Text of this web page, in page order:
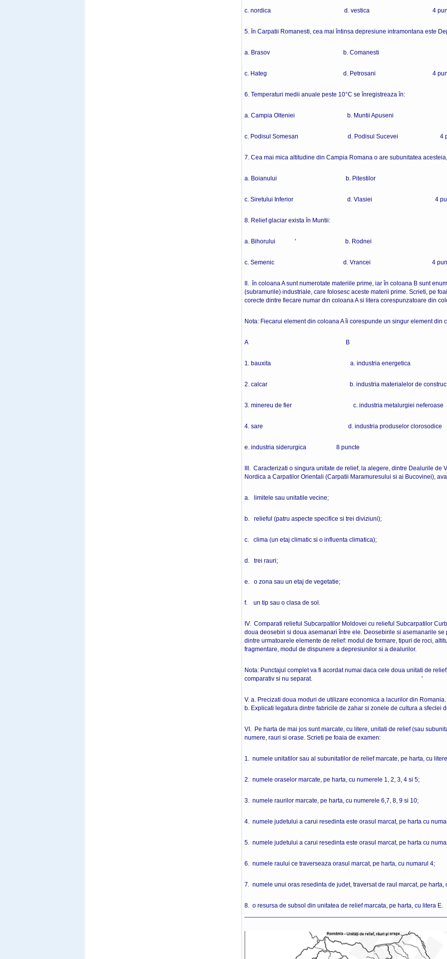
c. nordica d. vestica 4
5. în Carpatii Romanesti, cea mai întinsa depresiune intramontana este
a. Brasov b. Comanesti
c. Hateg d. Petrosani 4
6. Temperaturi medii anuale peste 10°C se înregistreaza în:
a. Campia Olteniei b. Muntii Apuseni
c. Podisul Somesan d. Podisul Sucevei 4
7. Cea mai mica altitudine din Campia Romana o are subunitatea
a. Boianului b. Pitestilor
c. Siretului Inferior d. Vlasiei 4
8. Relief glaciar exista în Muntii:
a. Bihorului ' b. Rodnei
c. Semenic d. Vrancei 4
II. în coloana A sunt numerotate materiile prime, iar în coloana B sunt
(subramurile) industriale, care folosesc aceste materii prime. Scrieti, pe
corecte dintre fiecare numar din coloana A si litera corespunzatoare din
Nota: Fiecarui element din coloana A îi corespunde un singur element din
A B
1. bauxita a. industria energetica
2. calcar b. industria materialelor de
3. minereu de fier c. industria metalurgiei neferoase
4. sare d. industria produselor clorosodice
e. industria siderurgica 8 puncte
III. Caracterizati o singura unitate de relief, la alegere, dintre Dealurile de
Nordica a Carpatilor Orientali (Carpatii Maramuresului si ai Bucovinei),
a. limitele sau unitatile vecine;
b. relieful (patru aspecte specifice si trei diviziuni);
c. clima (un etaj climatic si o influenta climatica);
d. trei rauri;
e. o zona sau un etaj de vegetatie;
f. un tip sau o clasa de sol. 16
IV. Comparati relieful Subcarpatilor Moldovei cu relieful Subcarpatilor
doua deosebiri si doua asemanari între ele. Deosebirile si asemanarile se
dintre urmatoarele elemente de relief: modul de formare, tipuri de roci,
fragmentare, modul de dispunere a depresiunilor si a dealurilor.
Nota: Punctajul complet va fi acordat numai daca cele doua unitati de
comparativ si nu separat. ' 8
V. a. Precizati doua moduri de utilizare economica a lacurilor din
b. Explicati legatura dintre fabricile de zahar si zonele de cultura a sfeclei
VI. Pe harta de mai jos sunt marcate, cu litere, unitati de relief (sau
numere, rauri si orase. Scrieti pe foaia de examen:
1. numele unitatilor sau al subunitatilor de relief marcate, pe harta, cu
2. numele oraselor marcate, pe harta, cu numerele 1, 2, 3, 4 si 5;
3. numele raurilor marcate, pe harta, cu numerele 6,7, 8, 9 si 10;
4. numele judetului a carui resedinta este orasul marcat, pe harta cu
5. numele judetului a carui resedinta este orasul marcat, pe harta cu
6. numele raului ce traverseaza orasul marcat, pe harta, cu numarul 4;
7. numele unui oras resedinta de judet, traversat de raul marcat, pe harta,
8. o resursa de subsol din unitatea de relief marcata, pe harta, cu litera E.